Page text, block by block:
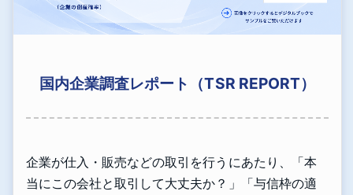
国内企業調査レポート（TSR REPORT）
企業が仕入・販売などの取引を行うにあたり、「本
当にこの会社と取引して大丈夫か？」「与信枠の適